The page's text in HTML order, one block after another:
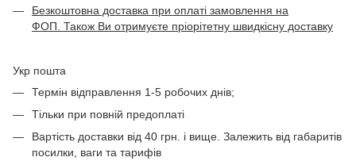
Безкоштовна доставка при оплаті замовлення на
ФОП. Також Ви отримуєте пріорітетну швидкісну доставку
Укр пошта
Термін відправлення 1-5 робочих днів;
Тільки при повній предоплаті
Вартість доставки від 40 грн. і вище. Залежить від габаритів
посилки, ваги та тарифів